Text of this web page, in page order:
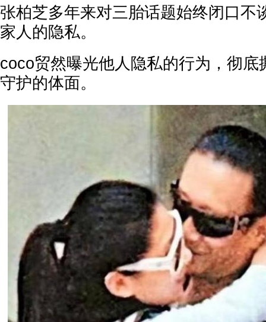
张柏芝多年来对三胎话题始终闭口不
家人的隐私。
coco贸然曝光他人隐私的行为，彻底
守护的体面。